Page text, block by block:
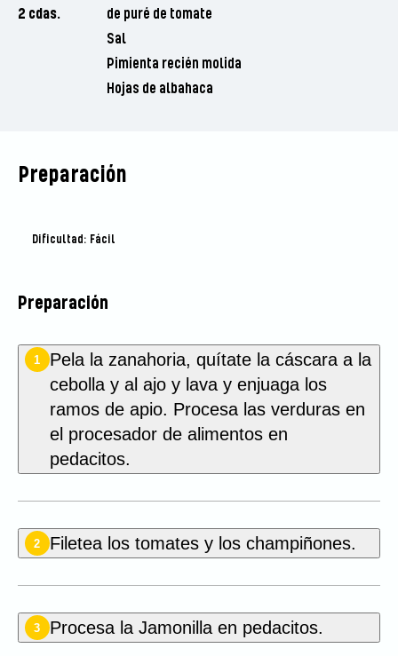
2 cdas.
de puré de tomate
Sal
Pimienta recién molida
Hojas de albahaca
Preparación
Dificultad: Fácil
Preparación
1
Pela la zanahoria, quítate la cáscara a la
cebolla y al ajo y lava y enjuaga los
ramos de apio. Procesa las verduras en
el procesador de alimentos en
pedacitos.
2 Filetea los tomates y los champiñones.
3 Procesa la Jamonilla en pedacitos.